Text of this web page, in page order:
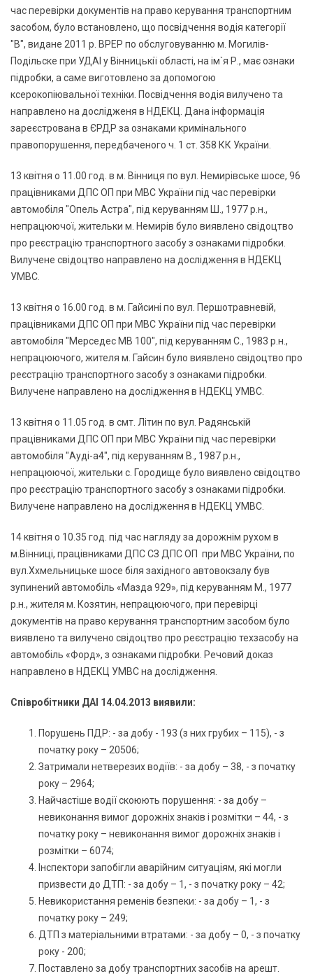
час перевірки документів на право керування транспортним
засобом, було встановлено, що посвідчення водія категорії
"В", видане 2011 р. ВРЕР по обслуговуванню м. Могилів-
Подільске при УДАІ у Вінницькії області, на ім`я Р., має ознаки
підробки, а саме виготовлено за допомогою
ксерокопіювальної техніки. Посвідчення водія вилучено та
направлено на дослідженя в НДЕКЦ. Дана інформація
зареєстрована в ЄРДР за ознаками кримінального
правопорушення, передбаченого ч. 1 ст. 358 КК України.
13 квітня о 11.00 год. в м. Вінниця по вул. Немирівське шосе, 96
працівниками ДПС ОП при МВС України під час перевірки
автомобіля "Опель Астра", під керуванням Ш., 1977 р.н.,
непрацюючої, жительки м. Немирів було виявлено свідоцтво
про реєстрацію транспортного засобу з ознаками підробки.
Вилучене свідоцтво направлено на дослідження в НДЕКЦ
УМВС.
13 квітня о 16.00 год. в м. Гайсині по вул. Першотравневій,
працівниками ДПС ОП при МВС України під час перевірки
автомобіля "Мерседес МВ 100", під керуванням С., 1983 р.н.,
непрацюючого, жителя м. Гайсин було виявлено свідоцтво про
реєстрацію транспортного засобу з ознаками підробки.
Вилучене направлено на дослідження в НДЕКЦ УМВС.
13 квітня о 11.05 год. в смт. Літин по вул. Радянській
працівниками ДПС ОП при МВС України під час перевірки
автомобіля "Ауді-а4", під керуванням В., 1987 р.н.,
непрацюючої, жительки с. Городище було виявлено свідоцтво
про реєстрацію транспортного засобу з ознаками підробки.
Вилучене направлено на дослідження в НДЕКЦ УМВС.
14 квітня о 10.35 год. під час нагляду за дорожнім рухом в
м.Вінниці, працівниками ДПС СЗ ДПС ОП при МВС України, по
вул.Ххмельницьке шосе біля західного автовокзалу був
зупинений автомобіль «Мазда 929», під керуванням М., 1977
р.н., жителя м. Козятин, непрацюючого, при перевірці
документів на право керування транспортним засобом було
виявлено та вилучено свідоцтво про реєстрацію техзасобу на
автомобіль «Форд», з ознаками підробки. Речовий доказ
направлено в НДЕКЦ УМВС на дослідження.
Співробітники ДАІ 14.04.2013 виявили:
Порушень ПДР: - за добу - 193 (з них грубих – 115), - з
початку року – 20506;
Затримали нетверезих водіїв: - за добу – 38, - з початку
року – 2964;
Найчастіше водії скоюють порушення: - за добу –
невиконання вимог дорожніх знаків і розмітки – 44, - з
початку року – невиконання вимог дорожніх знаків і
розмітки – 6074;
Інспектори запобігли аварійним ситуаціям, які могли
призвести до ДТП: - за добу – 1, - з початку року – 42;
Невикористання ременів безпеки: - за добу – 1, - з
початку року – 249;
ДТП з матеріальними втратами: - за добу – 0, - з початку
року - 200;
Поставлено за добу транспортних засобів на арешт.